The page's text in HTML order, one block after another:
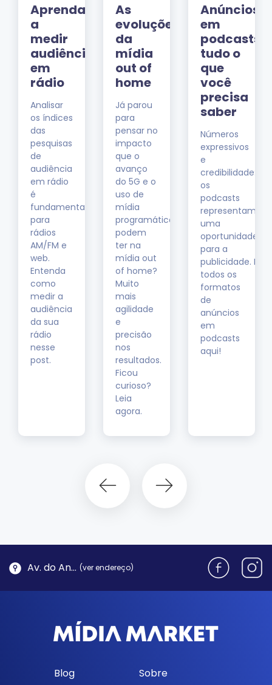
Aprenda
a
medir
audiência
em
rádio
Analisar
os índices
das
pesquisas
de
audiência
em rádio
é
fundamental
para
rádios
AM/FM e
web.
Entenda
como
medir a
audiência
da sua
rádio
nesse
post.
As
evoluções
da
mídia
out of
home
Já parou
para
pensar no
impacto
que o
avanço
do 5G e o
uso de
mídia
programática
podem
ter na
mídia out
of home?
Muito
mais
agilidade
e
precisão
nos
resultados.
Ficou
curioso?
Leia
agora.
Anúncios
em
podcasts:
tudo o
que
você
precisa
saber
Números
expressivos
e
credibilidade:
os
podcasts
representam
uma
oportunidade
para a
publicidade.
todos os
formatos
de
anúncios
em
podcasts
aqui!
Av. do Antão, 1762 - Morro da Cruz | Florianópolis (ver endereço)
Blog
Sobre